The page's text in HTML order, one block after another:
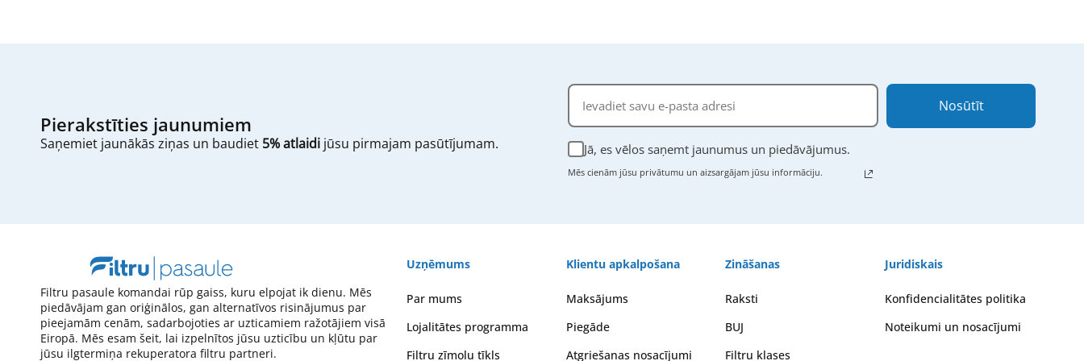
Pierakstīties jaunumiem
Saņemiet jaunākās ziņas un baudiet 5% atlaidi jūsu pirmajam pasūtījumam. Jā, es vēlos saņemt jaunumus un piedāvājumus.
Mēs cienām jūsu privātumu un aizsargājam jūsu informāciju.
Nosūtīt
Filtru pasaule komandai rūp gaiss, kuru elpojat ik dienu. Mēs
piedāvājam gan oriģinālos, gan alternatīvos risinājumus par
pieejamām cenām, sadarbojoties ar uzticamiem ražotājiem visā
Eiropā. Mēs esam šeit, lai izpelnītos jūsu uzticību un kļūtu par
jūsu ilgtermiņa rekuperatora filtru partneri.
Uzņēmums
Par mums
Lojalitātes programma
Filtru zīmolu tīkls
Klientu apkalpošana
Maksājums
Piegāde
Atgriešanas nosacījumi
Zināšanas
Raksti
BUJ
Filtru klases
Juridiskais
Konfidencialitātes politika
Noteikumi un nosacījumi